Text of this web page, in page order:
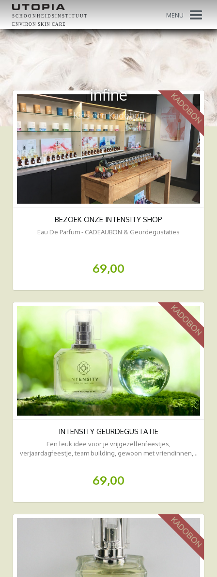
SCHOONHEIDSINSTITUUT
ENVIRON SKIN CARE
MENU
infine
Kies een Kadobon
BEZOEK ONZE INTENSITY SHOP
Eau De Parfum - CADEAUBON & Geurdegustaties
69,00
INTENSITY GEURDEGUSTATIE
Een leuk idee voor je vrijgezellenfeestjes,
verjaardagfeestje, team building, gewoon met vriendinnen,…
69,00